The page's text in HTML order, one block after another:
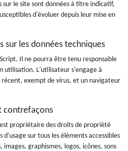
sur le site sont données à titre indicatif,
d'évoluer depuis leur mise en
les données techniques
Il ne pourra être tenu responsable
utilisation. L'utilisateur s'engage à
exempt de virus, et un navigateur
contrefaçons
propriétaire des droits de propriété
sur tous les éléments accessibles
graphismes, logos, icônes, sons